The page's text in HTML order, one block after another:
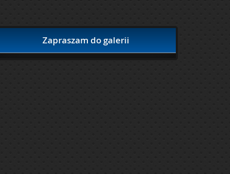
Zapraszam do galerii